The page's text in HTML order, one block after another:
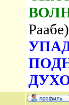
Раабе)